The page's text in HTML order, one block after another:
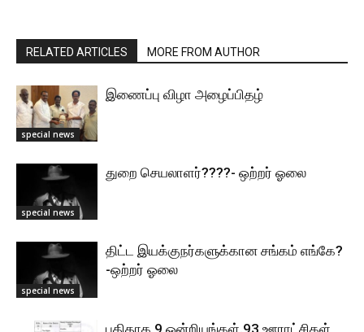
RELATED ARTICLES MORE FROM AUTHOR
special news
இணைப்பு விழா அழைப்பிதழ்
special news
துறை செயலாளர்????- ஒற்றர் ஓலை
special news
திட்ட இயக்குநர்களுக்கான சங்கம் எங்கே?
-ஒற்றர் ஓலை